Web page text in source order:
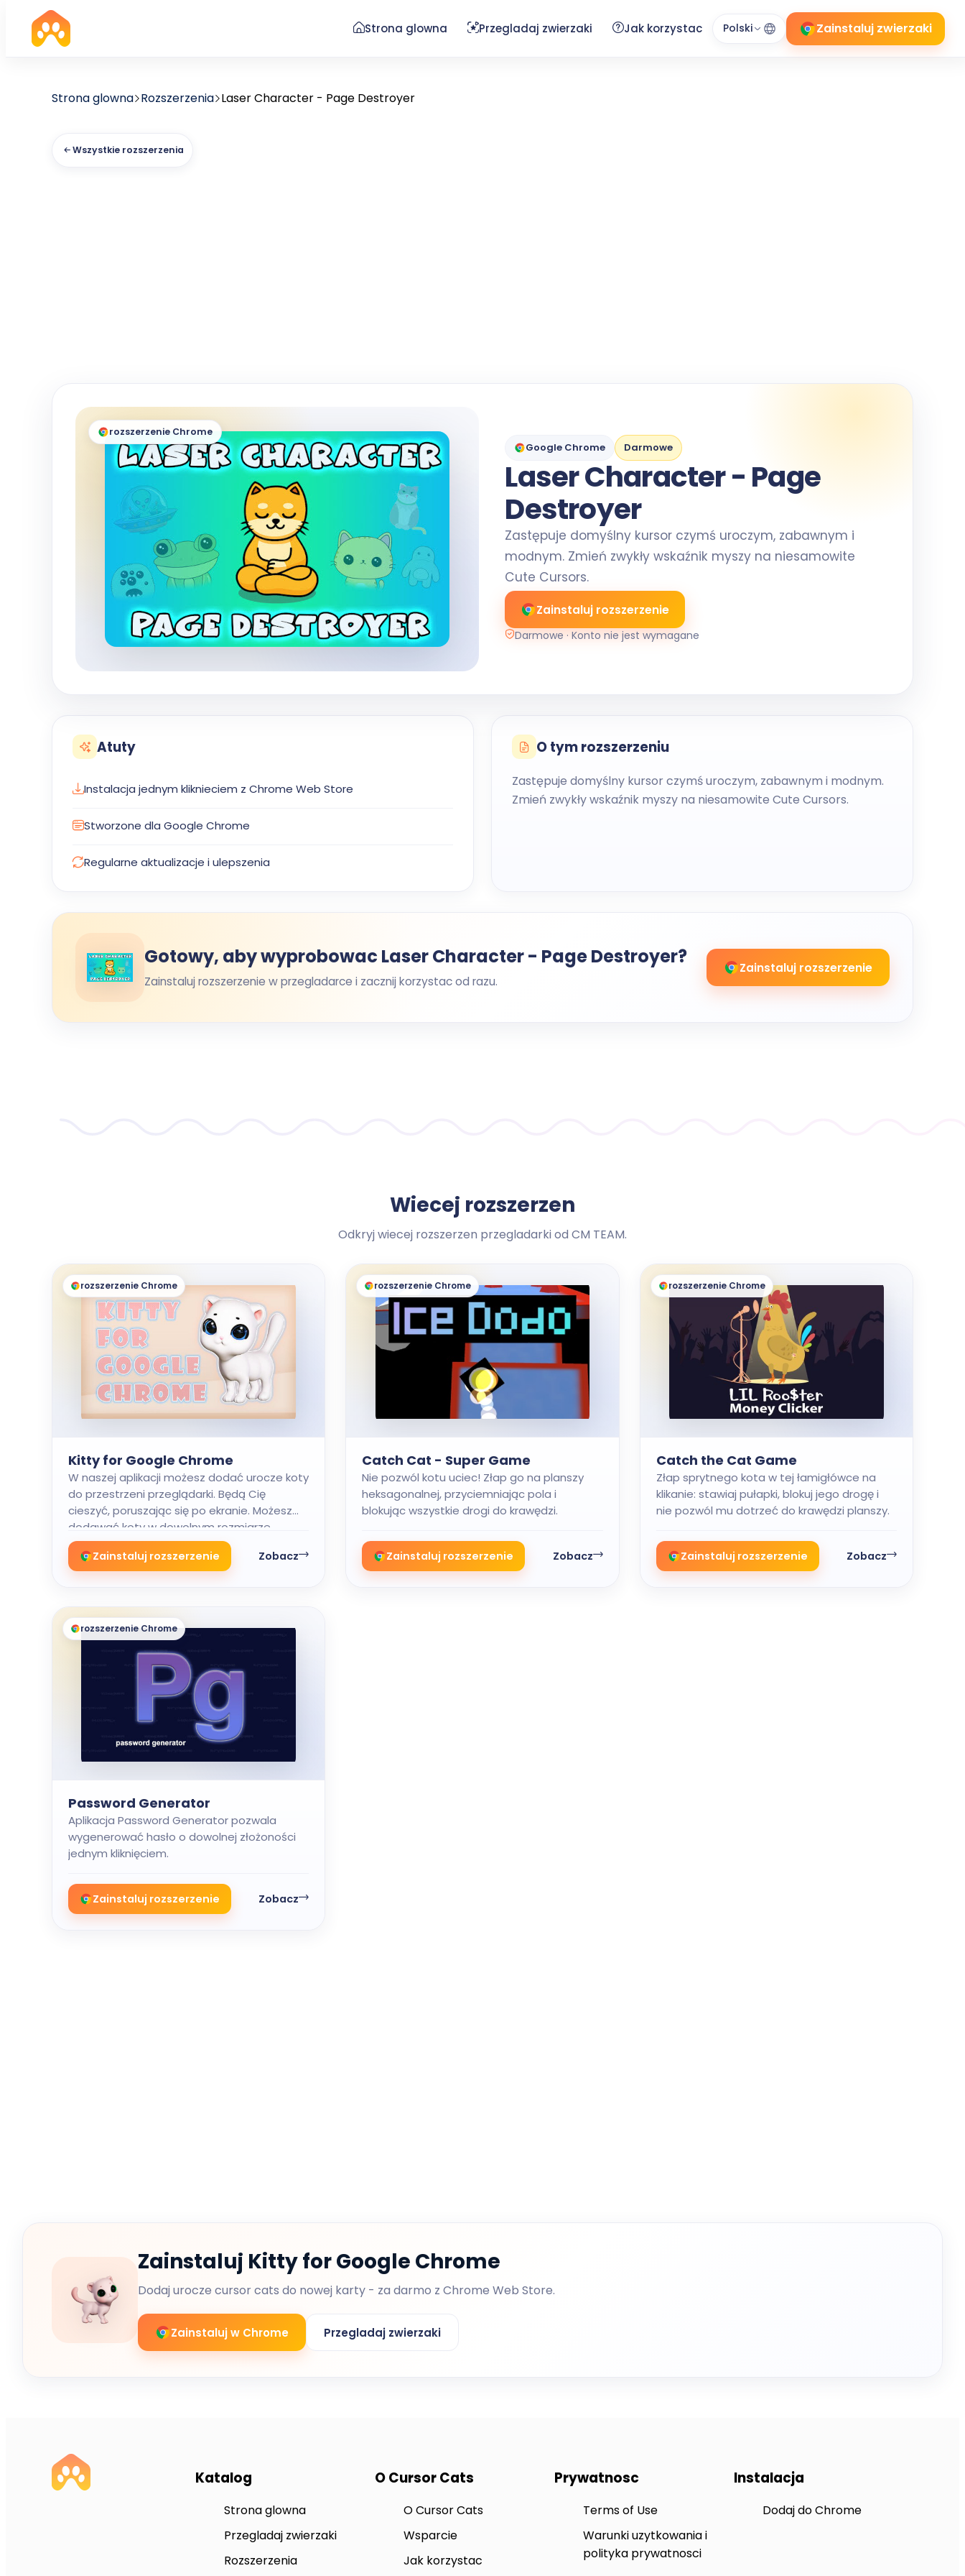
Strona glowna Przegladaj zwierzaki Jak korzystac Polski Zainstaluj zwierzaki
Strona glowna Rozszerzenia Laser Character - Page Destroyer
Wszystkie rozszerzenia
rozszerzenie Chrome
Google Chrome Darmowe
Laser Character - Page
Destroyer
Zastępuje domyślny kursor czymś uroczym, zabawnym i
modnym. Zmień zwykły wskaźnik myszy na niesamowite
Cute Cursors.
Zainstaluj rozszerzenie
Darmowe · Konto nie jest wymagane
Atuty
Instalacja jednym kliknieciem z Chrome Web Store
Stworzone dla Google Chrome
Regularne aktualizacje i ulepszenia
O tym rozszerzeniu
Zastępuje domyślny kursor czymś uroczym, zabawnym i modnym.
Zmień zwykły wskaźnik myszy na niesamowite Cute Cursors.
Gotowy, aby wyprobowac Laser Character - Page Destroyer?
Zainstaluj rozszerzenie w przegladarce i zacznij korzystac od razu.
Zainstaluj rozszerzenie
Wiecej rozszerzen
Odkryj wiecej rozszerzen przegladarki od CM TEAM.
rozszerzenie Chrome
Kitty for Google Chrome
W naszej aplikacji możesz dodać urocze koty
do przestrzeni przeglądarki. Będą Cię
cieszyć, poruszając się po ekranie. Możesz
dodawać koty w dowolnym rozmiarze.
Zainstaluj rozszerzenie Zobacz
rozszerzenie Chrome
Catch Cat - Super Game
Nie pozwól kotu uciec! Złap go na planszy
heksagonalnej, przyciemniając pola i
blokując wszystkie drogi do krawędzi.
Zainstaluj rozszerzenie Zobacz
rozszerzenie Chrome
Catch the Cat Game
Złap sprytnego kota w tej łamigłówce na
klikanie: stawiaj pułapki, blokuj jego drogę i
nie pozwól mu dotrzeć do krawędzi planszy.
Zainstaluj rozszerzenie Zobacz
rozszerzenie Chrome
Password Generator
Aplikacja Password Generator pozwala
wygenerować hasło o dowolnej złożoności
jednym kliknięciem.
Zainstaluj rozszerzenie Zobacz
Zainstaluj Kitty for Google Chrome
Dodaj urocze cursor cats do nowej karty - za darmo z Chrome Web Store.
Zainstaluj w Chrome Przegladaj zwierzaki
Katalog
Strona glowna
Przegladaj zwierzaki
Rozszerzenia
O Cursor Cats
O Cursor Cats
Wsparcie
Jak korzystac
Prywatnosc
Terms of Use
Warunki uzytkowania i
polityka prywatnosci
Instalacja
Dodaj do Chrome